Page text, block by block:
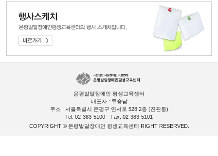
은평발달장애인 평생교육센터
대표자 : 류승남
주소 : 서울특별시 은평구 연서로 528 2층 (진관동)
Tel: 02-383-5100
Fax: 02-383-5101
COPYRIGHT © 은평발달장애인 평생교육센터 RIGHT RESERVED.